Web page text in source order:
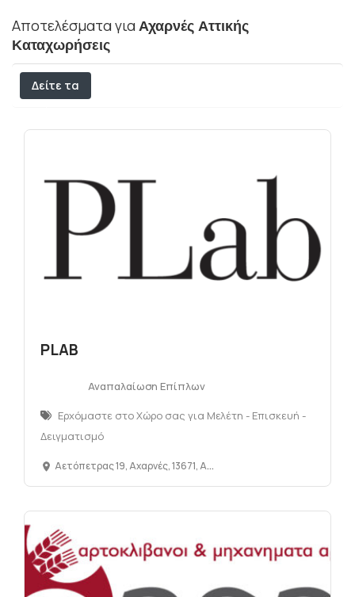
Αποτελέσματα για Αχαρνές Αττικής
Καταχωρήσεις
Δείτε τα
PLAB
Αναπαλαίωση Επίπλων
Ερχόμαστε στο Χώρο σας για Μελέτη - Επισκευή -
Δειγματισμό
Αετόπετρας 19, Αχαρνές, 13671, Αττική, Ελλάδα